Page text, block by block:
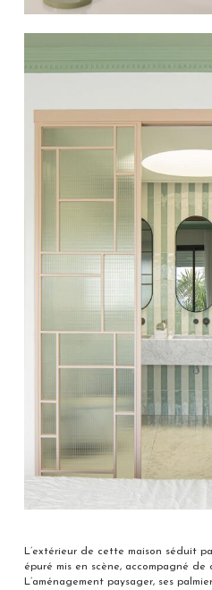
L’extérieur de cette maison séduit
épuré mis en scène, accompagné de
L’aménagement paysager, ses